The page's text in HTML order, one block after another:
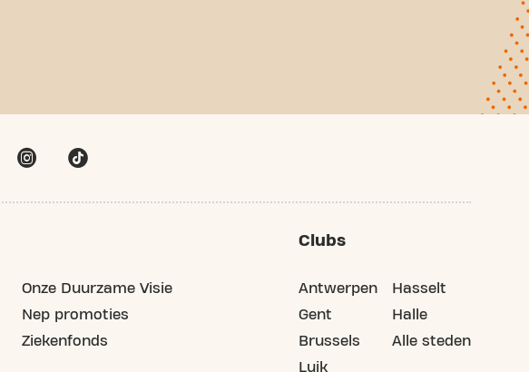
Onze Duurzame Visie
Nep promoties
Ziekenfonds
Clubs
Antwerpen
Gent
Brussels
Luik
Hasselt
Halle
Alle steden